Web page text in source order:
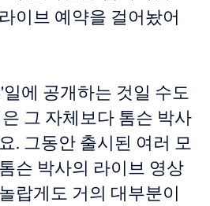
이브 예약을 걸어놨어
일에 공개하는 것일 수도
그 자체보다 톰슨 박사
. 그동안 출시된 여러 모
슨 박사의 라이브 영상
랍게도 거의 대부분이